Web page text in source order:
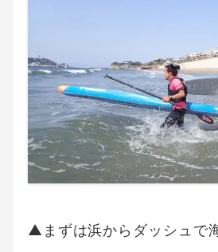
▲まずは浜からダッシュで